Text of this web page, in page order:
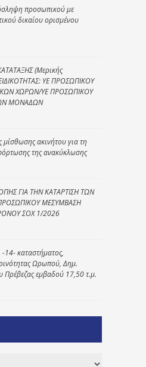
προσωπικού με
δικαίου ορισμένου
(Μερικής
ΥΕ ΠΡΟΣΩΠΙΚΟΥ
ΧΩΡΩΝ/ΥΕ ΠΡΟΣΩΠΙΚΟΥ
ΜΟΝΑΔΩΝ
ακινήτου για τη
της ανακύκλωσης
ΓΙΑ ΤΗΝ ΚΑΤΑΡΤΙΣΗ ΤΩΝ
ΜΕΣΥΜΒΑΣΗ
ΣΟΧ 1/2026
-14- καταστήματος,
Ωρωπού, Δημ.
Πρέβεζας εμβαδού 17,50 τ.μ.